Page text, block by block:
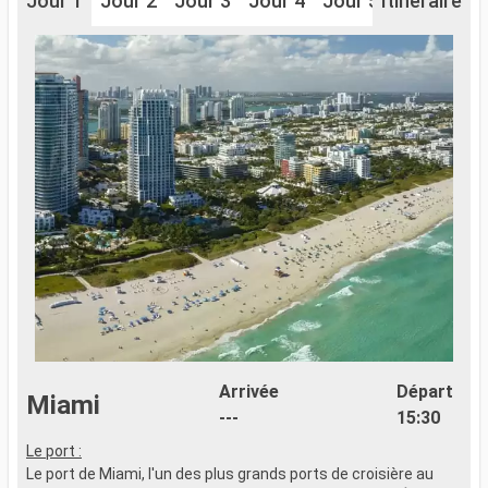
Miami
Arrivée
---
Départ
15:30
Le port :
Le port de Miami, l'un des plus grands ports de croisière au